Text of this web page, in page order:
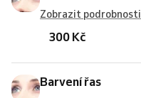
Zobrazit podrobnosti
300 Kč
Barvení řas